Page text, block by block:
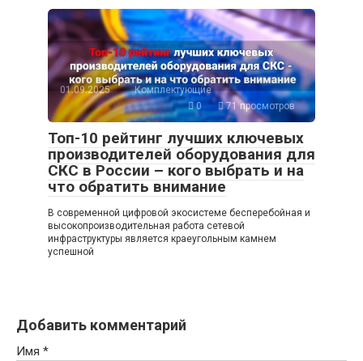
01.09.2025
Комплектующие
0
71 просмотров
Топ-10 рейтинг лучших ключевых
производителей оборудования для
СКС в России – кого выбрать и на
что обратить внимание
В современной цифровой экосистеме бесперебойная и
высокопроизводительная работа сетевой
инфраструктуры является краеугольным камнем
успешной
Добавить комментарий
Имя *